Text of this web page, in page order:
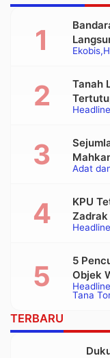
Ekobis
Headline
Tanah
Adat
Alat
Headline
KPU
Zadrak
Bupati
Headline
Tana
5
Objek
Polisi
TERBARU